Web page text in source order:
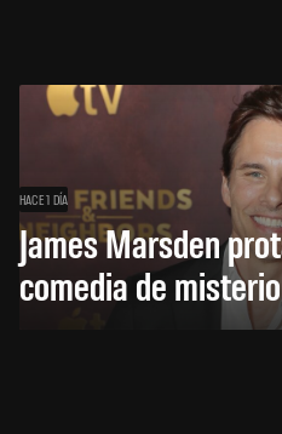
HACE 1 DÍA
James Marsden
comedia de